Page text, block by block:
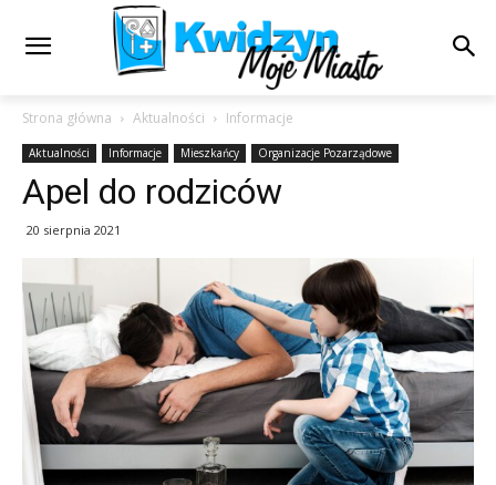
Strona główna Aktualności Informacje
Aktualności Informacje Mieszkańcy Organizacje Pozarządowe
Apel do rodziców
20 sierpnia 2021